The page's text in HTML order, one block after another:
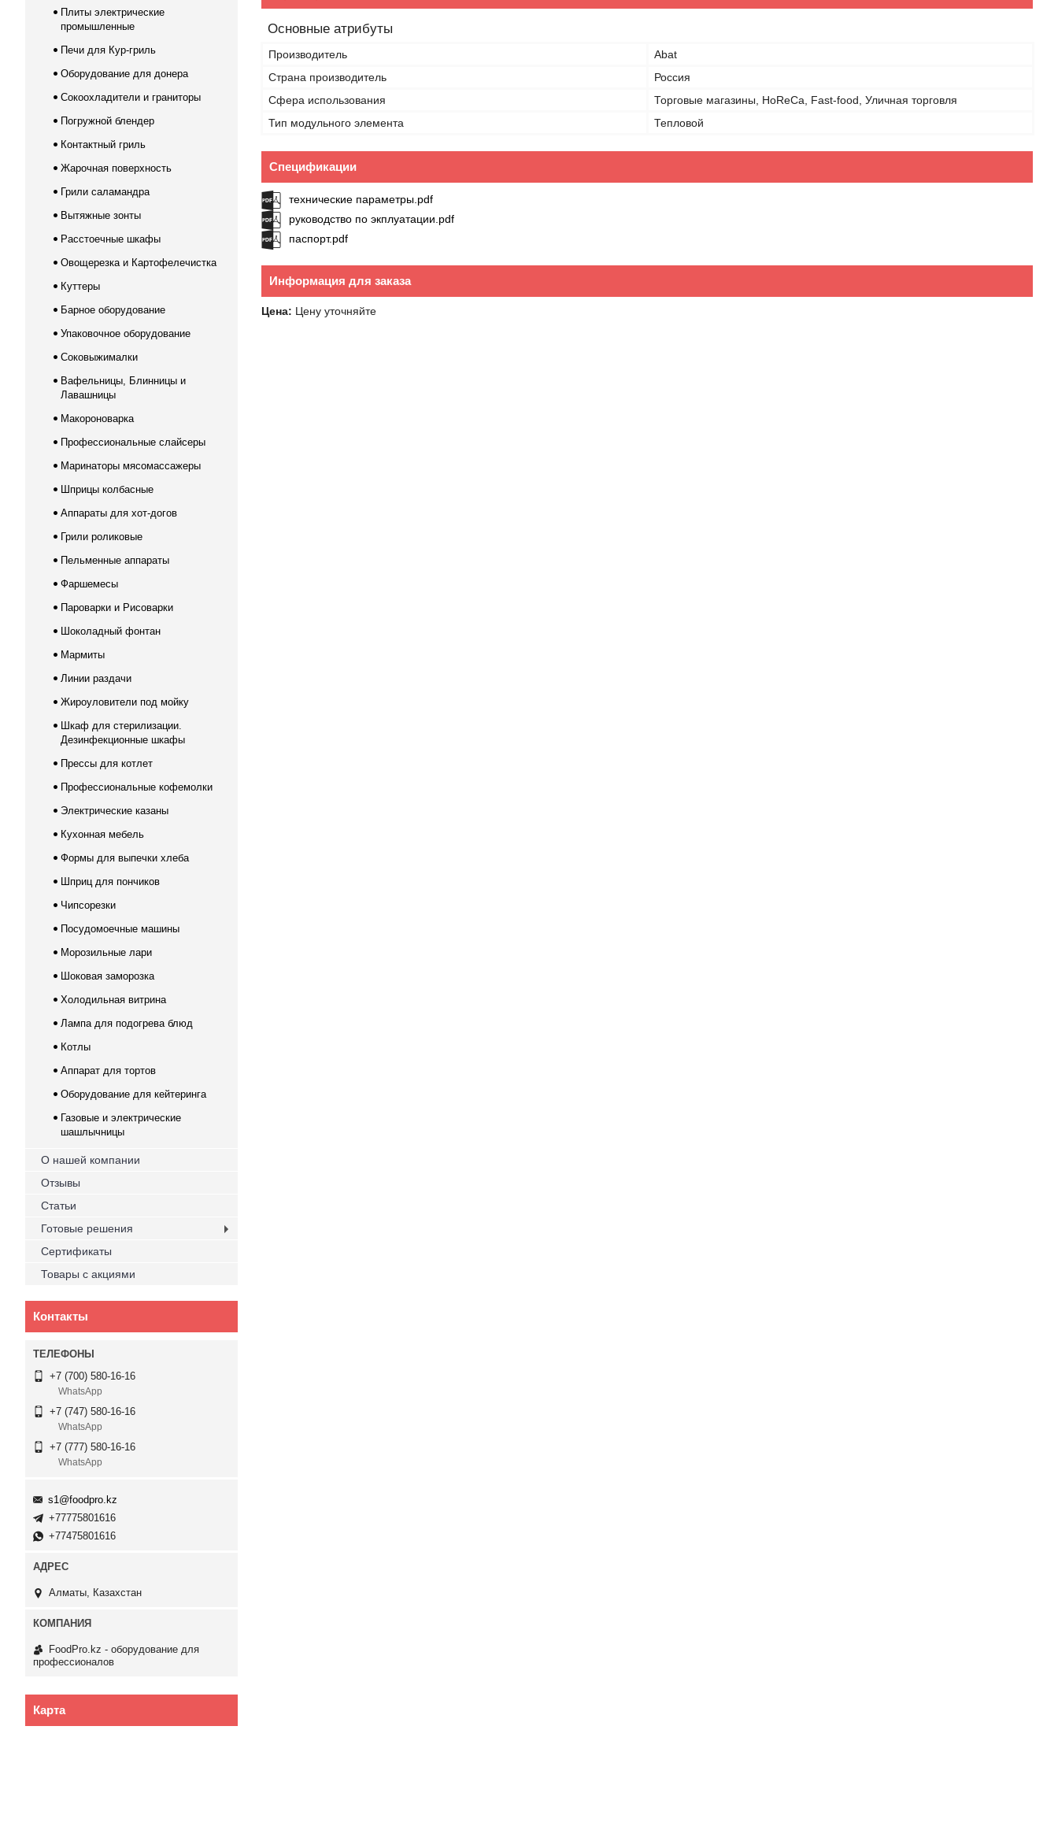
Основные атрибуты
Производитель
Abat
Страна производитель
Россия
Сфера использования
Торговые магазины, HoReCa, Fast-food, Уличная торговля
Тип модульного элемента
Тепловой
Спецификации
технические параметры.pdf
руководство по экплуатации.pdf
паспорт.pdf
Информация для заказа
Цена: Цену уточняйте
Плиты электрические
промышленные
Печи для Кур-гриль
Оборудование для донера
Сокоохладители и граниторы
Погружной блендер
Контактный гриль
Жарочная поверхность
Грили саламандра
Вытяжные зонты
Расстоечные шкафы
Овощерезка и Картофелечистка
Куттеры
Барное оборудование
Упаковочное оборудование
Соковыжималки
Вафельницы, Блинницы и
Лавашницы
Макороноварка
Профессиональные слайсеры
Маринаторы мясомассажеры
Шприцы колбасные
Аппараты для хот-догов
Грили роликовые
Пельменные аппараты
Фаршемесы
Пароварки и Рисоварки
Шоколадный фонтан
Мармиты
Линии раздачи
Жироуловители под мойку
Шкаф для стерилизации.
Дезинфекционные шкафы
Прессы для котлет
Профессиональные кофемолки
Электрические казаны
Кухонная мебель
Формы для выпечки хлеба
Шприц для пончиков
Чипсорезки
Посудомоечные машины
Морозильные лари
Шоковая заморозка
Холодильная витрина
Лампа для подогрева блюд
Котлы
Аппарат для тортов
Оборудование для кейтеринга
Газовые и электрические
шашлычницы
О нашей компании
Отзывы
Статьи
Готовые решения
Сертификаты
Товары с акциями
Контакты
+7 (700) 580-16-16
WhatsApp
+7 (747) 580-16-16
WhatsApp
+7 (777) 580-16-16
WhatsApp
s1@foodpro.kz
+77775801616
+77475801616
Алматы, Казахстан
FoodPro.kz - оборудование для
профессионалов
Карта